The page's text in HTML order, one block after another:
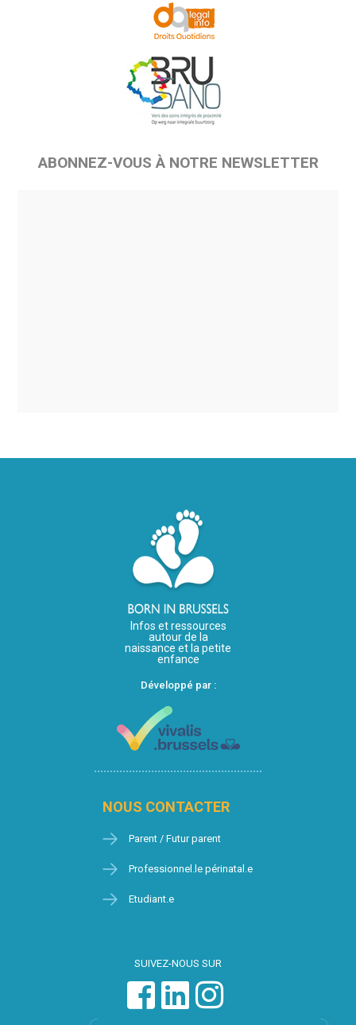
ABONNEZ-VOUS À NOTRE NEWSLETTER
Infos et ressources
autour de la
naissance et la petite
enfance
Développé par :
NOUS CONTACTER
Parent / Futur parent
Professionnel.le périnatal.e
Etudiant.e
SUIVEZ-NOUS SUR